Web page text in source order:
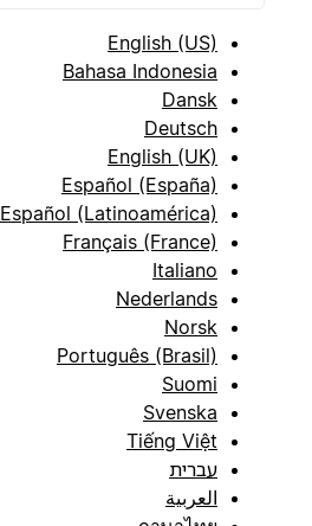
English (US)
Bahasa Indonesia
Dansk
Deutsch
English (UK)
Español (España)
Español (Latinoamérica)
Français (France)
Italiano
Nederlands
Norsk
Português (Brasil)
Suomi
Svenska
Tiếng Việt
עברית
العربية